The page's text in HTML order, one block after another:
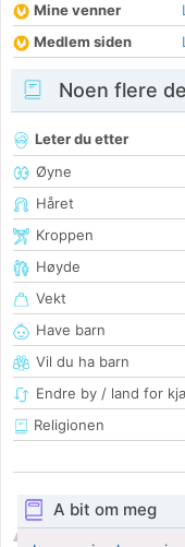
Mine venner
Medlem siden
Noen flere
Leter du etter
Øyne
Håret
Kroppen
Høyde
Vekt
Have barn
Vil du ha barn
Endre by / land for
Religionen
A bit om meg